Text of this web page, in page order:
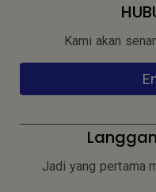
Kami akan
Jadi yang pertama